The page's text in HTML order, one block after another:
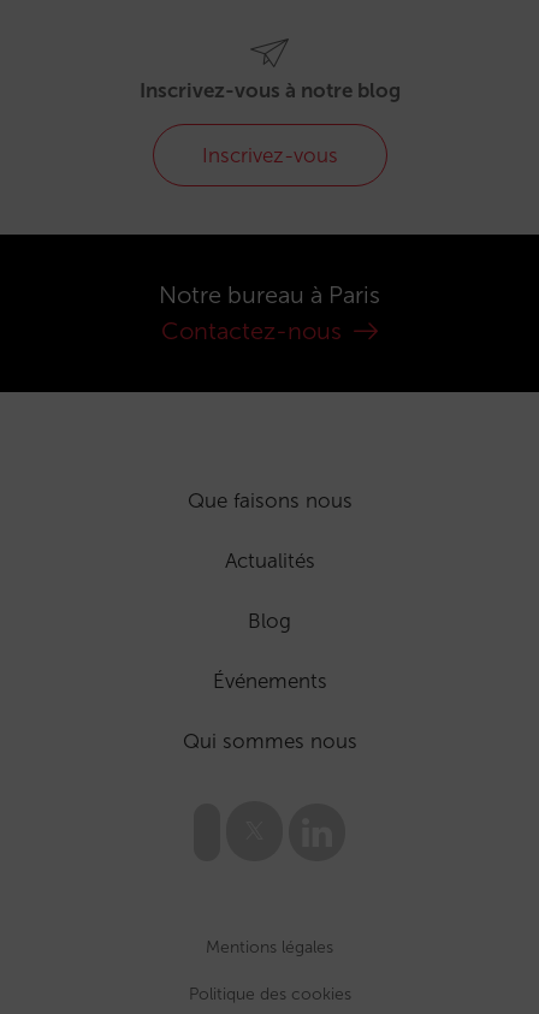
Inscrivez-vous à notre blog
Inscrivez-vous
Notre bureau à Paris
Contactez-nous
Que faisons nous
Actualités
Blog
Événements
Qui sommes nous
Mentions légales
Politique des cookies